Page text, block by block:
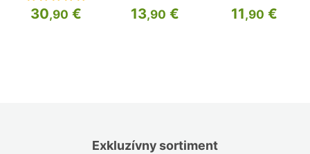
Exkluzívny sortiment
30,90 € 13,90 € 11,90 €